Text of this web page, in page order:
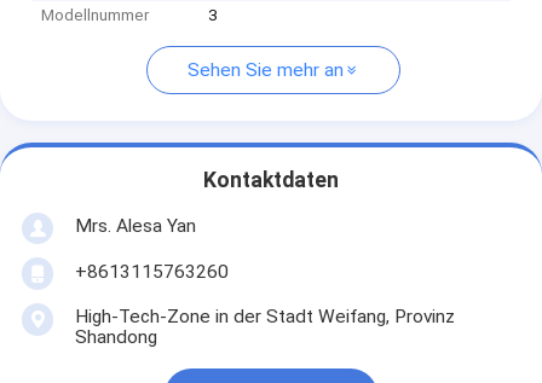
Modellnummer
3
Sehen Sie mehr an
Kontaktdaten
Mrs. Alesa Yan
+8613115763260
High-Tech-Zone in der Stadt Weifang, Provinz
Shandong